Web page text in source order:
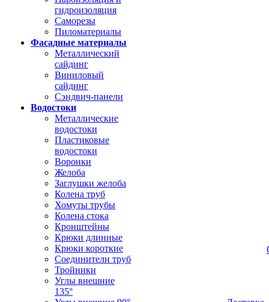
гидроизоляция
Саморезы
Пиломатериалы
Фасадные материалы
Металлический
сайдинг
Виниловый
сайдинг
Сэндвич-панели
Водостоки
Металлические
водостоки
Пластиковые
водостоки
Воронки
Желоба
Заглушки желоба
Колена труб
Хомуты трубы
Колена стока
Кронштейны
Крюки длинные
Крюки короткие
Соединители труб
Тройники
Углы внешние
135°